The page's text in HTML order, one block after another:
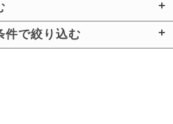
件で絞り込む